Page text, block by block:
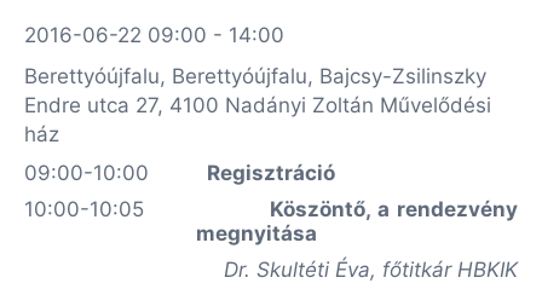
2016-06-22 09:00 - 14:00
Berettyóújfalu, Berettyóújfalu, Bajcsy-Zsilinszky
Endre utca 27, 4100 Nadányi Zoltán Művelődési
ház
09:00-10:00
Regisztráció
10:00-10:05
Köszöntő, a rendezvény
megnyitása
Dr. Skultéti Éva, főtitkár HBKIK